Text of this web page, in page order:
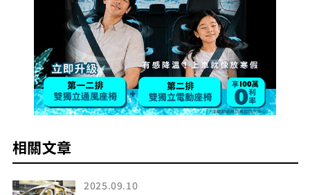
相關文章
2025.09.10